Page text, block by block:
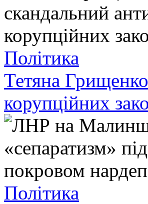
Політика
Тетяна
корупційних
Політика